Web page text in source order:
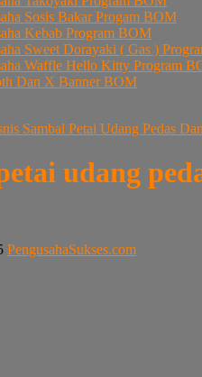
Sambal Petai Udang Pedas
udang
PengusahaSukses.com